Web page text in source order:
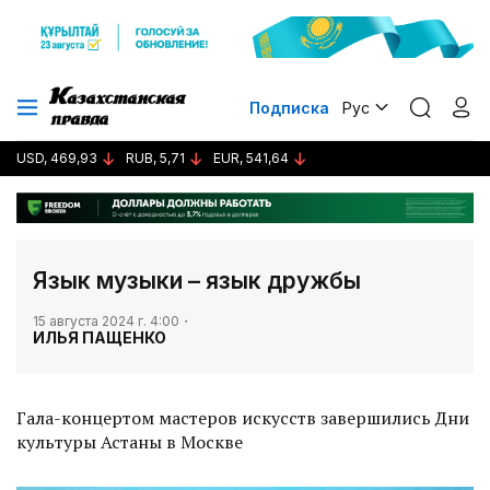
Подписка Рус
USD, 469,93 RUB, 5,71 EUR, 541,64
Язык музыки – язык дружбы
15 августа 2024 г. 4:00
ИЛЬЯ ПАЩЕНКО
Гала-концертом мастеров искусств завершились Дни
культуры Астаны в Москве